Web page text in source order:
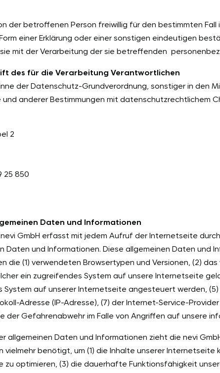
der betroffenen Person freiwillig für den bestimmten
einer Erklärung oder einer sonstigen eindeutigen
mit der Verarbeitung der sie betreffenden
des für die Verarbeitung Verantwortlichen
der Datenschutz-Grundverordnung, sonstiger in den
anderer Bestimmungen mit datenschutzrechtlichem
2
25 850
Daten und Informationen
GmbH erfasst mit jedem Aufruf der Internetseite
Daten und Informationen. Diese allgemeinen Daten und
die (1) verwendeten Browsertypen und Versionen, (2)
ein zugreifendes System auf unsere Internetseite
System auf unserer Internetseite angesteuert werden,
Adresse (IP-Adresse), (7) der Internet-Service-
der Gefahrenabwehr im Falle von Angriffen auf unsere
allgemeinen Daten und Informationen zieht die nevi
vielmehr benötigt, um (1) die Inhalte unserer
zu optimieren, (3) die dauerhafte Funktionsfähigkeit